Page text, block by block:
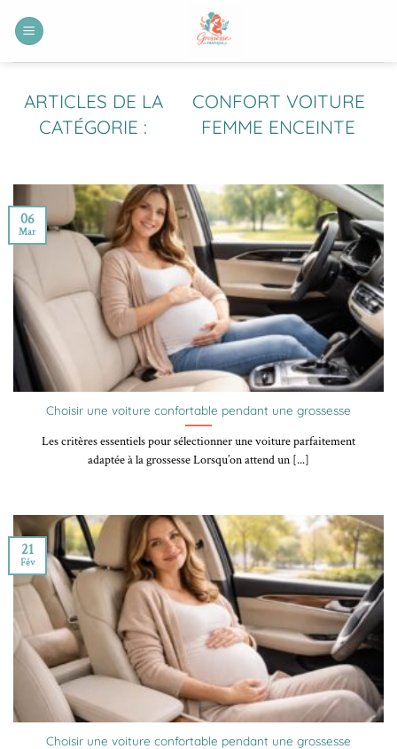
CONFORT VOITURE
FEMME ENCEINTE
Choisir une voiture confortable pendant une grossesse
Les critères essentiels pour sélectionner une voiture parfaitement
adaptée à la grossesse Lorsqu’on attend un [...]
06
Mar
Choisir une voiture confortable pendant une grossesse
21
Fév